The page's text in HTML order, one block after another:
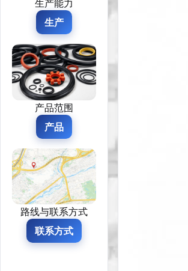
生产能力
生产
产品范围
产品
路线与联系方式
联系方式